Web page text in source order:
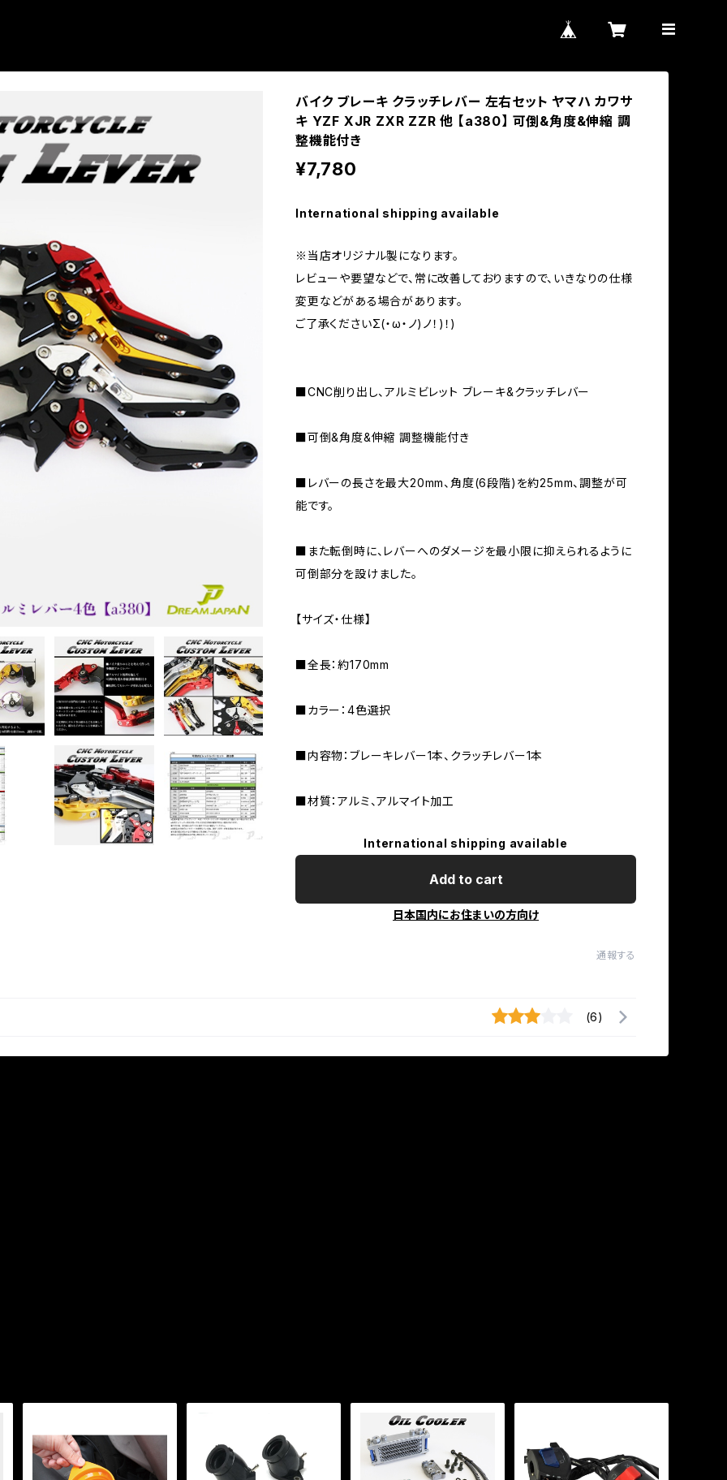
バイク ブレーキ クラッチレバー 左右セット ヤマハ カワサ
キ YZF XJR ZXR ZZR 他 【a380】 可倒&角度&伸縮 調
整機能付き
¥7,780
International shipping available
※当店オリジナル製になります。
レビューや要望などで、常に改善しておりますので、いきなりの仕様
変更などがある場合があります。
ご了承くださいΣ(・ω・ノ)ノ！)！)
■CNC削り出し、アルミビレット ブレーキ&クラッチレバー
■可倒&角度&伸縮 調整機能付き
■レバーの長さを最大20mm、角度(6段階)を約25mm、調整が可
能です。
■また転倒時に、レバーへのダメージを最小限に抑えられるように
可倒部分を設けました。
【サイズ・仕様】
■全長：約170mm
■カラー：4色選択
■内容物：ブレーキレバー1本、クラッチレバー1本
■材質：アルミ、アルマイト加工
International shipping available
Add to cart
日本国内にお住まいの方向け
通報する
(6)